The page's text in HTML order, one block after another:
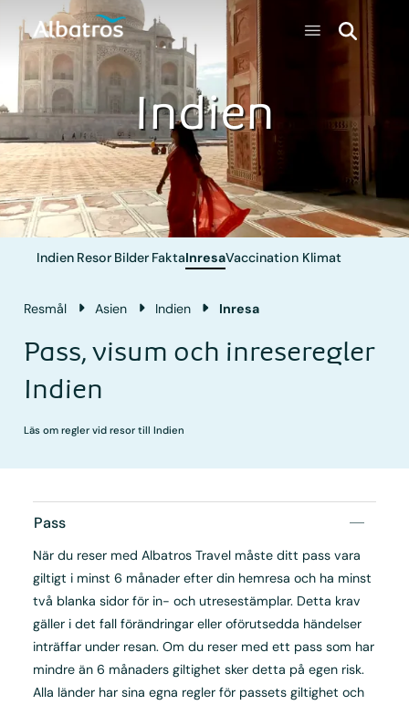
Indien
Indien Resor Bilder FaktaInresaVaccination Klimat
Resmål Asien Indien Inresa
Pass, visum och inreseregler
Indien
Läs om regler vid resor till Indien
Pass
När du reser med Albatros Travel måste ditt pass vara
giltigt i minst 6 månader efter din hemresa och ha minst
två blanka sidor för in- och utresestämplar. Detta krav
gäller i det fall förändringar eller oförutsedda händelser
inträffar under resan. Om du reser med ett pass som har
mindre än 6 månaders giltighet sker detta på egen risk.
Alla länder har sina egna regler för passets giltighet och